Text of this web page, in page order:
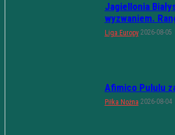
Jagiellonia
wyzwaniem.
Liga Europy 2026-08-05
Afimico Pululu
Piłka Nożna 2026-08-04